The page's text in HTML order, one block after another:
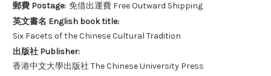
郵費 Postage: 免借出運費 Free Outward Shipping
英文書名 English book title:
Six Facets of the Chinese Cultural Tradition
出版社 Publisher:
香港中文大學出版社 The Chinese University Press